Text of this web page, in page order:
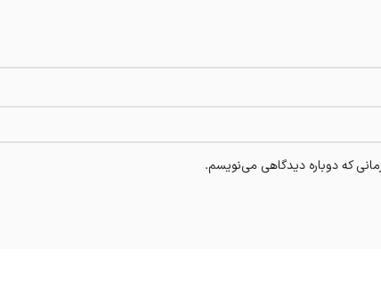
که دوباره دیدگاهی می‌نویسم.